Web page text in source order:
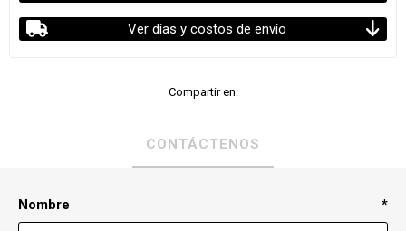
Ver días y costos de envío
Compartir en:
CONTÁCTENOS
Nombre *